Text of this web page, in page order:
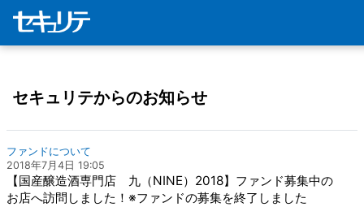
セキュリテからのお知らせ
ファンドについて
2018年7月4日 19:05
【国産醸造酒専門店 九（NINE）2018】ファンド募集中の
お店へ訪問しました！※ファンドの募集を終了しました